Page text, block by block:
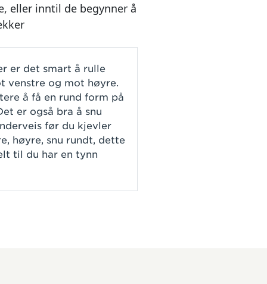
eller inntil de begynner å
er det smart å rulle
venstre og mot høyre.
å få en rund form på
er også bra å snu
før du kjevler
høyre, snu rundt, dette
til du har en tynn